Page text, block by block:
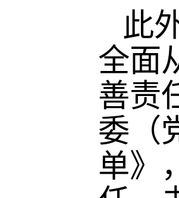
此
全面
善责
委（
单》